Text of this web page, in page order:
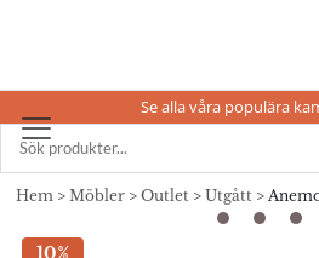
Se alla våra populära
Hem > Möbler > Outlet > Utgått >
10%